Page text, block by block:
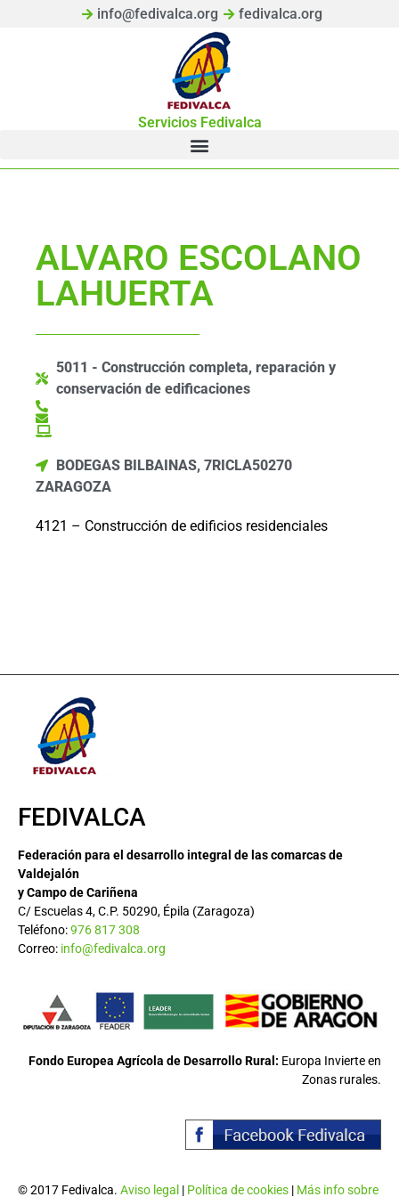
info@fedivalca.org fedivalca.org
Servicios Fedivalca
ALVARO ESCOLANO
LAHUERTA
5011 - Construcción completa, reparación y
conservación de edificaciones
BODEGAS BILBAINAS, 7RICLA50270
ZARAGOZA
4121 – Construcción de edificios residenciales
FEDIVALCA
Federación para el desarrollo integral de las comarcas de
Valdejalón
y Campo de Cariñena
C/ Escuelas 4, C.P. 50290, Épila (Zaragoza)
Teléfono:976 817 308
Correo: info@fedivalca.org
Fondo Europea Agrícola de Desarrollo Rural: Europa Invierte en
Zonas rurales.
© 2017 Fedivalca. Aviso legal | Política de cookies | Más info sobre